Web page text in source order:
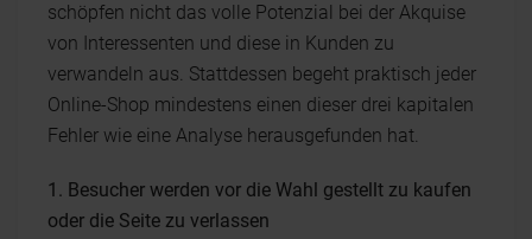
schöpfen nicht das volle Potenzial bei der Akquise
von Interessenten und diese in Kunden zu
verwandeln aus. Stattdessen begeht praktisch jeder
Online-Shop mindestens einen dieser drei kapitalen
Fehler wie eine Analyse herausgefunden hat.
1. Besucher werden vor die Wahl gestellt zu kaufen
oder die Seite zu verlassen